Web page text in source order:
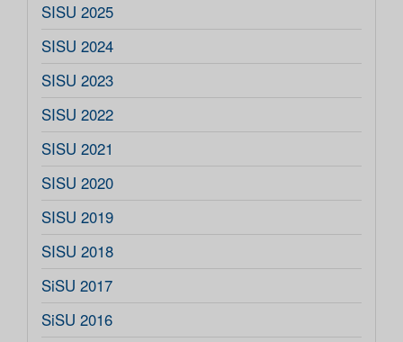
SISU 2025
SISU 2024
SISU 2023
SISU 2022
SISU 2021
SISU 2020
SISU 2019
SISU 2018
SiSU 2017
SiSU 2016